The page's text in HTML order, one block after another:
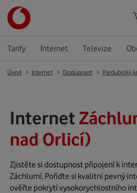
Tarify Internet Televize
Úvod Internet Dostupnost Pardubický
Internet
nad Orlicí)
Zjistěte si dostupnost připojení k
Záchlumí. Pořiďte si kvalitní pevný
ověřte pokrytí vysokorychlostního